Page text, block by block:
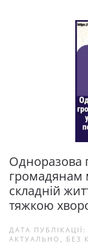
Одноразова
громадянам
складній
тяжкою
ДАТА ПУБЛІКАЦІЇ:
АКТУАЛЬНО , БЕЗ